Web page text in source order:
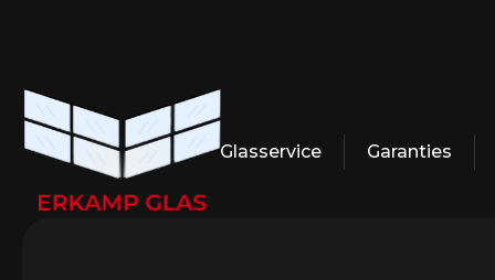
Glasservice Garanties